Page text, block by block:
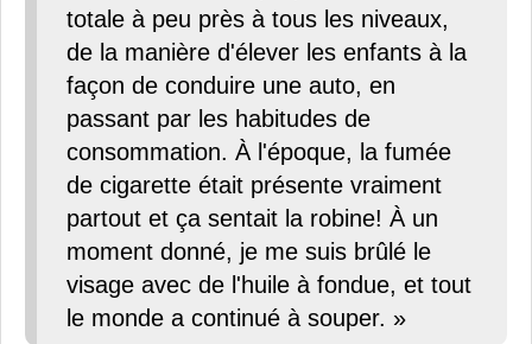
totale à peu près à tous les niveaux,
de la manière d'élever les enfants à la
façon de conduire une auto, en
passant par les habitudes de
consommation. À l'époque, la fumée
de cigarette était présente vraiment
partout et ça sentait la robine! À un
moment donné, je me suis brûlé le
visage avec de l'huile à fondue, et tout
le monde a continué à souper. »